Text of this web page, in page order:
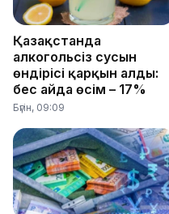
Қазақстанда
алкогольсіз сусын
өндірісі қарқын алды:
бес айда өсім – 17%
Бүгін, 09:09